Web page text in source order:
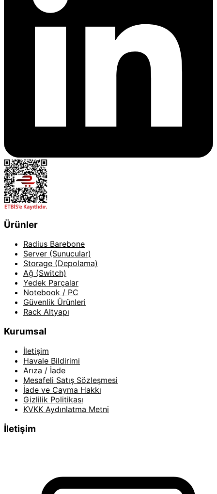
Ürünler
Radius Barebone
Server (Sunucular)
Storage (Depolama)
Ağ (Switch)
Yedek Parçalar
Notebook / PC
Güvenlik Ürünleri
Rack Altyapı
Kurumsal
İletişim
Havale Bildirimi
Arıza / İade
Mesafeli Satış Sözleşmesi
İade ve Cayma Hakkı
Gizlilik Politikası
KVKK Aydınlatma Metni
İletişim